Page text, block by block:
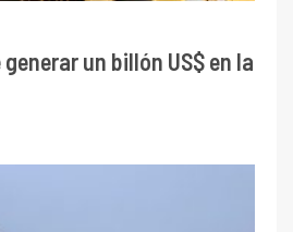
un billón US$ en la